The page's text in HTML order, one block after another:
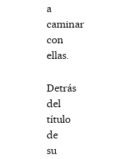
a
caminar
con
ellas.
Detrás
del
título
de
su